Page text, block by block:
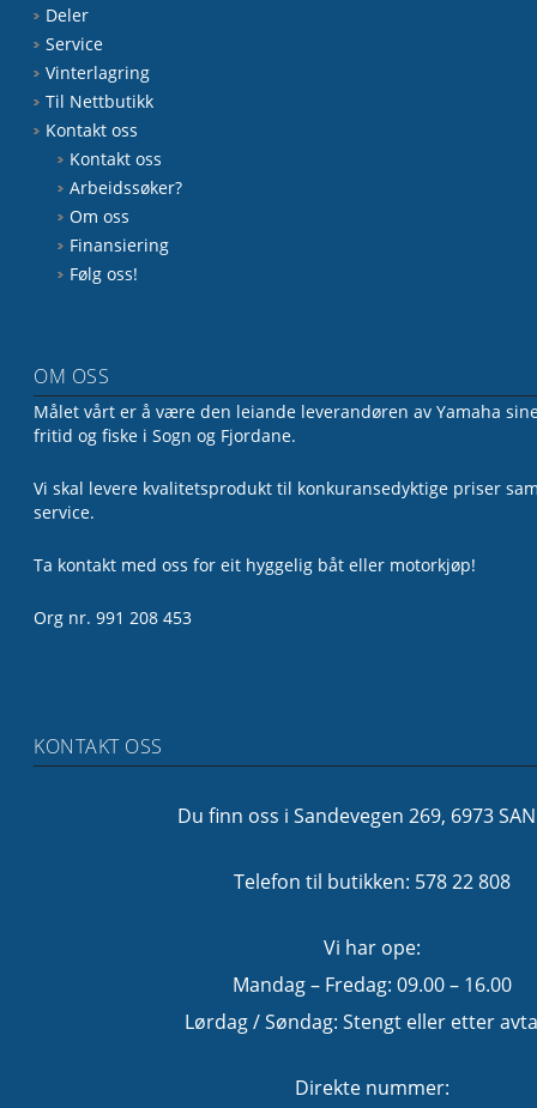
Deler
Service
Vinterlagring
Til Nettbutikk
Kontakt oss
Kontakt oss
Arbeidssøker?
Om oss
Finansiering
Følg oss!
OM OSS
Målet vårt er å være den leiande leverandøren av Yamaha
fritid og fiske i Sogn og Fjordane.
Vi skal levere kvalitetsprodukt til konkuransedyktige priser
service.
Ta kontakt med oss for eit hyggelig båt eller motorkjøp!
Org nr. 991 208 453
KONTAKT OSS
Du finn oss i Sandevegen 269, 6973
Telefon til butikken: 578 22 808
Vi har ope:
Mandag – Fredag: 09.00 – 16.00
Lørdag / Søndag: Stengt eller etter
Direkte nummer: